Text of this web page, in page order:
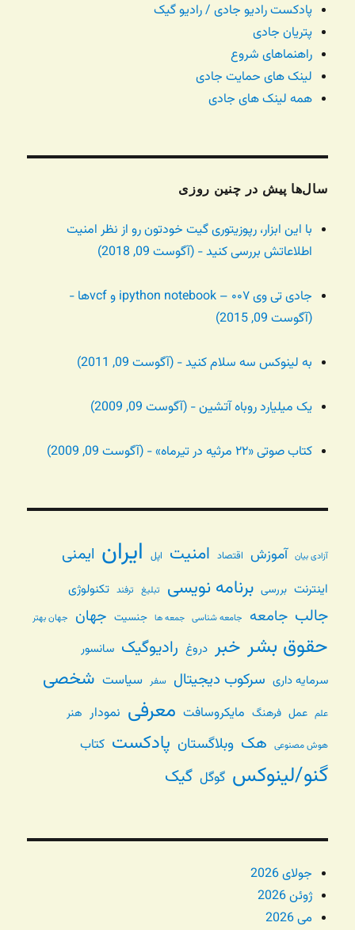
پادکست رادیو جادی / رادیو گیک
پتریان جادی
راهنماهای شروع
لینک های حمایت جادی
همه لینک های جادی
سال‌ها پیش در چنین روزی
با این ابزار، رپوزیتوری گیت خودتون رو از نظر امنیت
اطلاعاتش بررسی کنید - (آگوست 09, 2018)
جادی تی وی ۰۰۷ – ipython notebook و vcfها -
(آگوست 09, 2015)
به لینوکس سه سلام کنید - (آگوست 09, 2011)
یک میلیارد روباه آتشین - (آگوست 09, 2009)
کتاب صوتی «۲۲ مرثیه در تیرماه» - (آگوست 09, 2009)
آزادی بیان آموزش اقتصاد امنیت اپل ایران ایمنی
اینترنت بررسی برنامه نویسی تبلیغ ترفند تکنولوژی
جالب جامعه جامعه شناسی جمعه ها جنسیت جهان جهان بهتر
حقوق بشر خبر دروغ رادیوگیک سانسور
سرمایه داری سرکوب دیجیتال سفر سیاست شخصی
علم عمل فرهنگ مایکروسافت معرفی نمودار هنر
هوش مصنوعی هک وبلاگستان پادکست کتاب
گنو/لینوکس گوگل گیک
جولای 2026
ژوئن 2026
می 2026